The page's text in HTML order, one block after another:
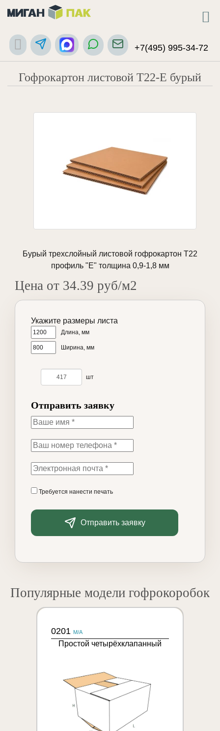
+7(495) 995-34-72
Гофрокартон листовой Т22-Е бурый
Бурый трехслойный листовой гофрокартон Т22
профиль "Е" толщина 0,9-1,8 мм
Цена от 34.39 руб/м2
Укажите размеры листа
Длина, мм
Ширина, мм
шт
Отправить заявку
Требуется нанести печать
Отправить заявку
Популярные модели гофрокоробок
0201 M/A
Простой четырёхклапанный